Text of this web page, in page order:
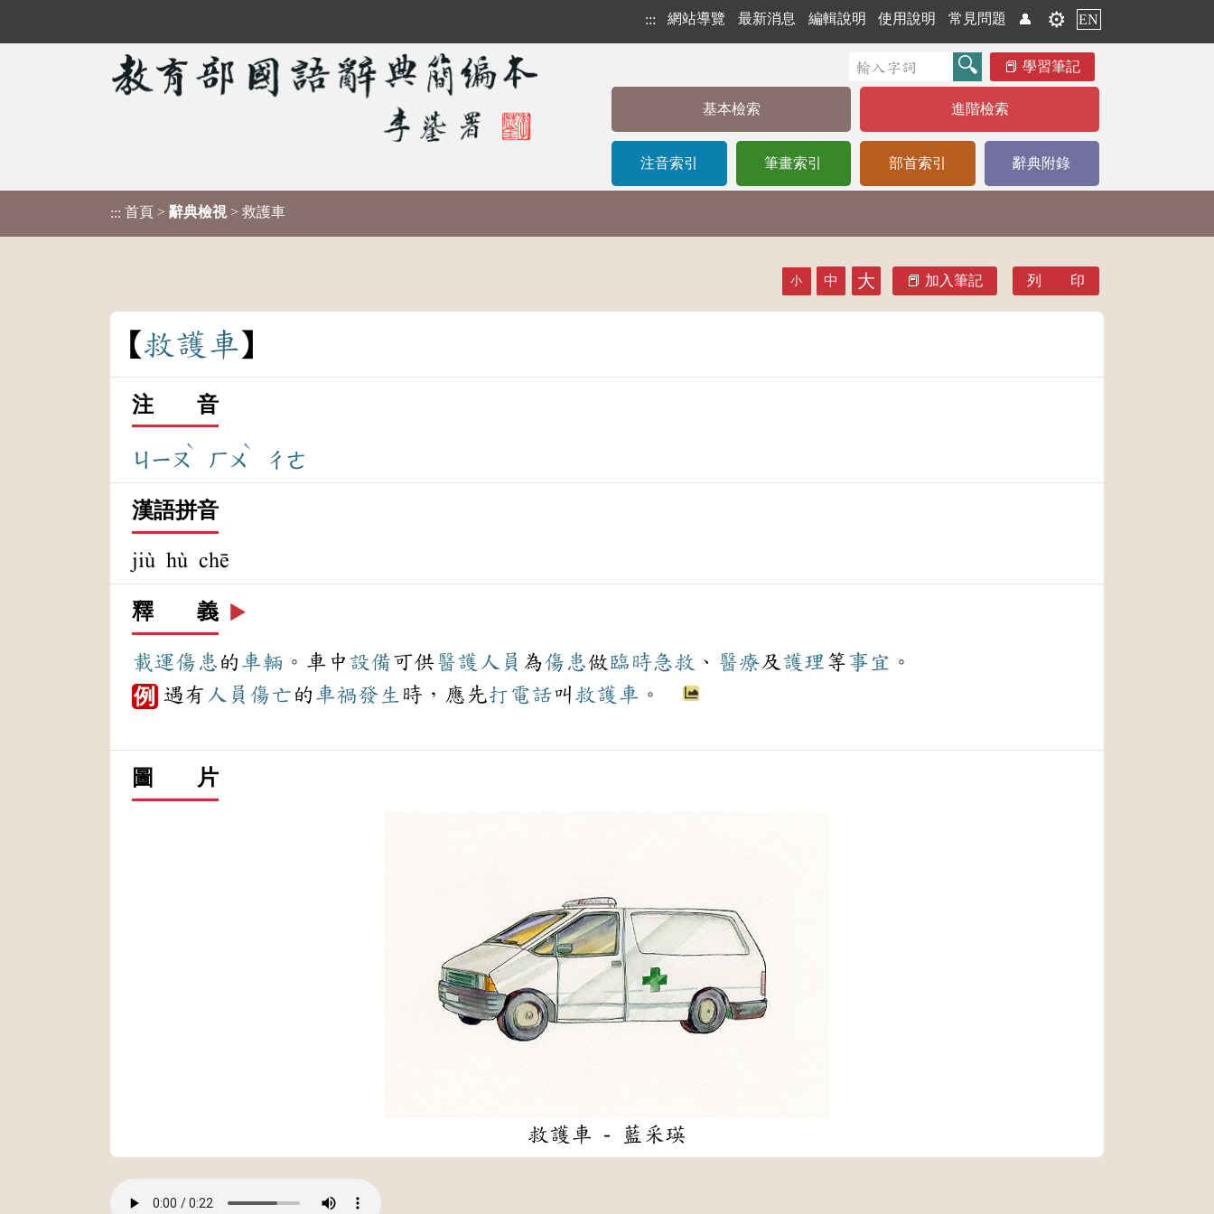
::: 網站導覽 最新消息 編輯說明 使用說明 常見問題 👤 ⚙️ EN
學習筆記
基本檢索 進階檢索
注音索引 筆畫索引 部首索引 辭典附錄
::: 首頁 > 辭典檢視 > 救護車
小 中 大 加入筆記 列 印
救護 車
注 音
ㄐㄧㄡ
ˋ
ㄏㄨ
ˋ
ㄔㄜ
漢語拼音
jiù hù chē
釋 義 ▶️
載運傷患 的 車輛 。車中 設備可供醫護 人員 為傷患做臨時急救 、 醫療及 護理 等事宜 。
例 遇有 人員 傷亡 的 車禍發生 時，應先打電話叫 救護車 。
圖 片
救護車 - 藍采瑛